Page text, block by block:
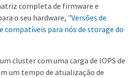
completa de firmware e
o seu hardware, "Versões de
compatíveis para nós de storage do
cluster com uma carga de IOPS de
um tempo de atualização de